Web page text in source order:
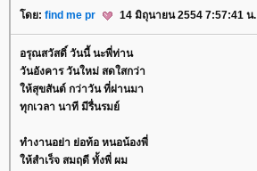
ดย: find me pr 14 มิถุนายน 2554 7:57:41 น.
อรุณสวัสดิ์ วันนี้ นะพี่ท่าน
วันอังคาร วันใหม่ สดใสกว่า
ห้สุขสันต์ กว่าวัน ที่ผ่านมา
ทุกเวลา นาที มีรื่นรมย์
ทำงานอย่า ย่อท้อ หนอน้องพี่
ห้สำเร็จ สมฤดี ทั้งพี่ ผม